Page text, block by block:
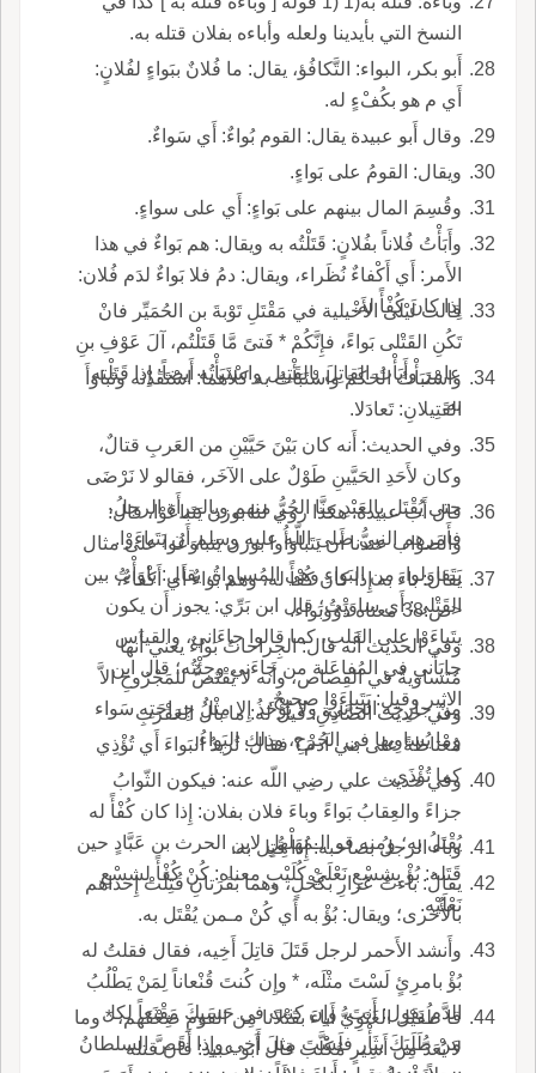
النسخ التي بأيدينا ولعله وأباءه بفلان قتله به.
أَبو بكر، البواء: التَّكافُؤ، يقال: ما فُلانٌ ببَواءٍ لفُلانٍ:
أَي م هو بكُفْءٍ له.
وقال أَبو عبيدة يقال: القوم بُواءٌ: أَي سَواءٌ.
ويقال: القومُ على بَواءٍ.
وقُسِمَ المال بينهم على بَواءٍ: أَي على سواءٍ.
وأَبَأْتُ فُلاناً بفُلانٍ: قَتَلْتُه به ويقال: هم بَواءٌ في هذا
الأَمر: أَي أَكْفاءٌ نُظَراء، ويقال: دمُ فلا بَواءٌ لدَم فُلان:
إِذا كان كُفْأً له.
قالت لَيْلى الأَخْيلية في مَقْتَلِ تَوْبةَ بن الحُمَيِّر فانْ
تَكُنِ القَتْلى بَواءً، فإِنَّكُمْ * فَتىً مَّا قَتَلْتُم، آلَ عَوْفِ بنِ
عامِر وأَبَأْتُ القاتِلَ بالقَتِيل واسْتَبَأْتُه أَيضاً: إِذا قَتَلْته
به.
واسْتَبَأْتُ الحَكَمَ واسْتَبَأْتُ به كلاهما: اسْتَقَدْته وتَباوَأَ
القَتِيلانِ: تَعادَلا.
وفي الحديث: أَنه كان بَيْنَ حَيَّيْنِ من العَربِ قتالٌ،
وكان لأَحَدِ الحَيَّينِ طَوْلٌ على الآخَر، فقالو لا نَرْضَى
حتى يُقْتَل بالعَبْدِ مِنَّا الحُرُّ منهم وبالمرأَة الرجلُ،
فأَمَرهم النبيُّ صلى اللّه عليه وسلم أَن يَتَباءَوْا.
قال أَب عبيدة: هكذا روي لنا بوزن يَتَباعَوْا، قال:
والصواب عندنا أَن يَتَباوَأُوا بوزن يَتباوَعُوا على مثال
يَتَقاوَلوا، من البَواءِ وهي المُساواةُ، يقال: باوَأْتُ بين
القَتْلى: أَي ساوَيْتُ؛ قال ابن بَرِّي: يجوز أَن يكون
يتَباءَوْا على القلب، كما قالوا جاءَاني، والقياس
جايَأَني في المُفاعَلة من جاءَني وجِئْتُه؛ قال ابن
الاثير وقيل: يَتَباءَوْا صحيحٌ.
يقال: باءَ به إِذا كان كُفْأً له، وهم بَواءٌ أَي أَكْفاءٌ،
<ص:38 معناه ذَوُوبَواء.
وفي الحديث أَنه قال: الجِراحاتُ بَواءٌ يعني أَنها
مُتَساويةٌ في القِصاص، وأَنه لا يُقْتَصُّ للمَجْرُوحِ الاَّ
مِنْ جارِحِه الجاني، ولا يُؤْخَذُ إِلا مِثْلُ جِراحَتِه سَواء
وما يُساوِيها في الجُرْحِ، وذلك البَواءُ.
وفي حديث الصَّادِقِ: قيل له: ما بالُ العَقْرَبِ
مُغْتاظةً على بني آدمَ؟ فقال: تُريدُ البَواءَ أَي تُؤْذِي
كما تُؤْذَى.
وفي حديث علي رضِي اللّه عنه: فيكون الثّوابُ
جزاءً والعِقابُ بَواءً وباءَ فلان بفلان: إِذا كان كُفْأً له
يُقْتَلُ به؛ ومنه قو الـمُهَلْهِلِ لابن الحرث بن عَبَّادٍ حين
قَتَله: بُؤْ بِشِسْعِ نَعْلَيْ كُلَيْبٍ معناه: كُنْ كُفْأً لِشسْعِ
نَعْلَيْه.
وباء الرجلُ بصاحبه: إِذا قُتِل به.
يقالُ: باءتْ عَرارِ بكَحْلٍ، وهما بَقَرَتانِ قُتِلَتْ إِحداهم
بالأُخرى؛ ويقال: بُؤْ به أَي كُنْ مـمن يُقْتَل به.
وأَنشد الأَحمر لرجل قَتَلَ قاتِلَ أَخِيه، فقال فقلتُ له
بُؤْ بامرِئٍ لَسْتَ مثْلَه، * وإِن كُنتَ قُنْعاناً لِمَنْ يَطْلُبُ
الدَّم يقول: أَنتَ، وإِن كنتَ في حَسَبِكَ مَقْنَعاً لكل
مَنْ طَلَبَكَ بثَأْر فلَسْتَ مِثلَ أَخي وإِذا أَقَصَّ السلطانُ
قا طُفَيْل الغَنَوِيُّ أَباءَ بقَتْلانا مِن القومِ ضِعْفَهم، * وما
لا يُعَدُّ مِن أَسِيرٍ مُكَلَّب قال أَبو عبيد: فان قتله